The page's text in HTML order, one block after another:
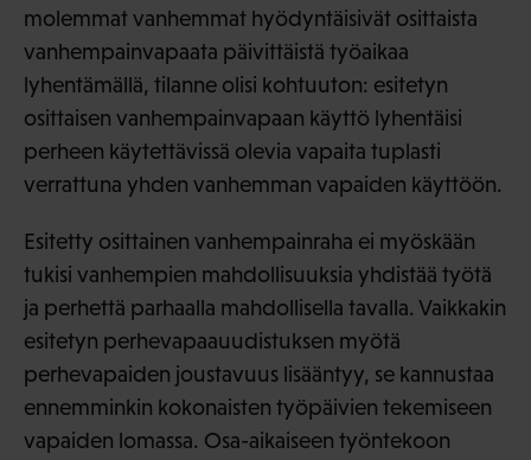
molemmat vanhemmat hyödyntäisivät osittaista
vanhempainvapaata päivittäistä työaikaa
lyhentämällä, tilanne olisi kohtuuton: esitetyn
osittaisen vanhempainvapaan käyttö lyhentäisi
perheen käytettävissä olevia vapaita tuplasti
verrattuna yhden vanhemman vapaiden käyttöön.
Esitetty osittainen vanhempainraha ei myöskään
tukisi vanhempien mahdollisuuksia yhdistää työtä
ja perhettä parhaalla mahdollisella tavalla. Vaikkakin
esitetyn perhevapaauudistuksen myötä
perhevapaiden joustavuus lisääntyy, se kannustaa
ennemminkin kokonaisten työpäivien tekemiseen
vapaiden lomassa. Osa-aikaiseen työntekoon